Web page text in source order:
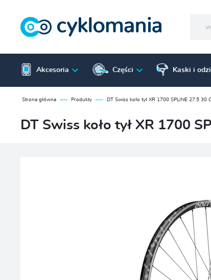
Akcesoria Części Kaski i
Strona główna Produkty DT Swiss koło tył XR 1700 SPLINE 27.5 30
DT Swiss koło tył XR 1700